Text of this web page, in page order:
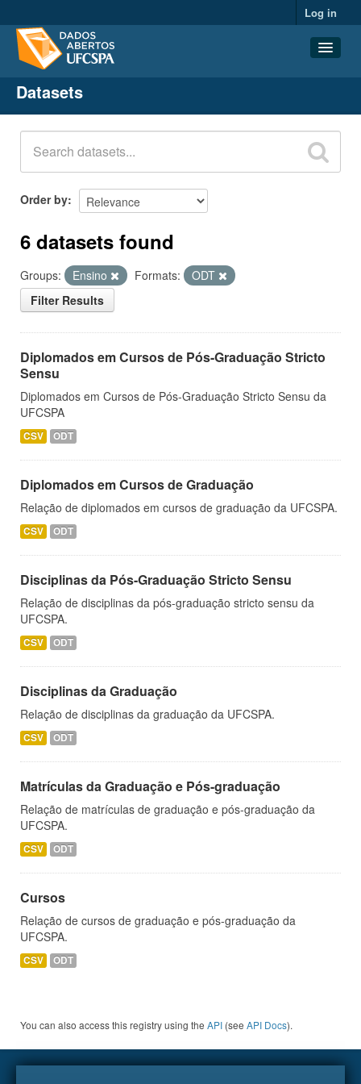
Log in
Datasets
Organizations
Groups
About
Datasets
Order by
6 datasets found
Groups: Ensino Formats:
ODT
Filter Results
Diplomados em Cursos de Pós-Graduação Stricto
Sensu
Diplomados em Cursos de Pós-Graduação Stricto Sensu da
UFCSPA
CSV ODT
Diplomados em Cursos de Graduação
Relação de diplomados em cursos de graduação da UFCSPA.
CSV ODT
Disciplinas da Pós-Graduação Stricto Sensu
Relação de disciplinas da pós-graduação stricto sensu da
UFCSPA.
CSV ODT
Disciplinas da Graduação
Relação de disciplinas da graduação da UFCSPA.
CSV ODT
Matrículas da Graduação e Pós-graduação
Relação de matrículas de graduação e pós-graduação da
UFCSPA.
CSV ODT
Cursos
Relação de cursos de graduação e pós-graduação da
UFCSPA.
CSV ODT
You can also access this registry using the API (see API Docs).